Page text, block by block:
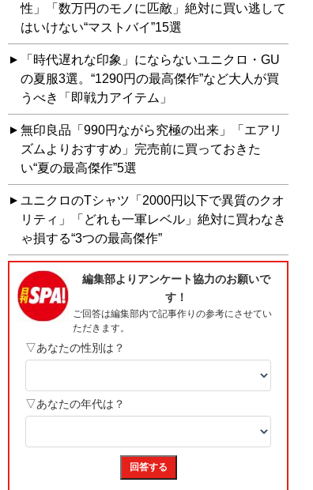
性」「数万円のモノに匹敵」絶対に買い逃して
はいけない“マストバイ”15選
「時代遅れな印象」にならないユニクロ・GU
の夏服3選。“1290円の最高傑作”など大人が買
うべき「即戦力アイテム」
無印良品「990円ながら究極の出来」「エアリ
ズムよりおすすめ」完売前に買っておきた
い“夏の最高傑作”5選
ユニクロのTシャツ「2000円以下で異質のクオ
リティ」「どれも一軍レベル」絶対に買わなき
ゃ損する“3つの最高傑作”